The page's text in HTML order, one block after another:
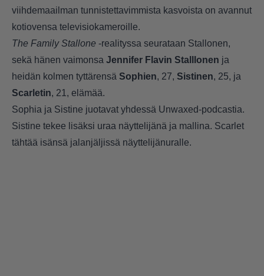
viihdemaailman tunnistettavimmista kasvoista on avannut
kotiovensa televisiokameroille.
The Family Stallone -realityssa seurataan Stallonen,
sekä hänen vaimonsa Jennifer Flavin Stalllonen ja
heidän kolmen tyttärensä Sophien, 27, Sistinen, 25, ja
Scarletin, 21, elämää.
Sophia ja Sistine juotavat yhdessä Unwaxed-podcastia.
Sistine tekee lisäksi uraa näyttelijänä ja mallina. Scarlet
tähtää isänsä jalanjäljissä näyttelijänuralle.